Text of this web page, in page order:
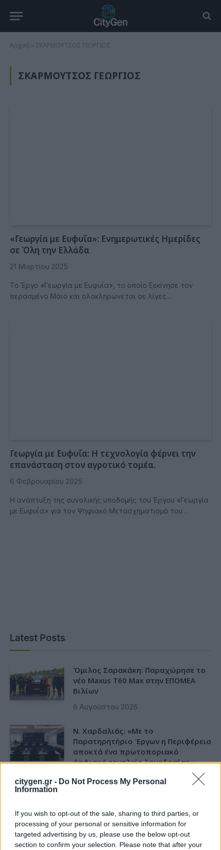
citygen.gr - Do Not Process My Personal
Information
If you wish to opt-out of the sale, sharing to third parties, or
processing of your personal or sensitive information for
targeted advertising by us, please use the below opt-out
section to confirm your selection. Please note that after your
Αρχική ΣΚΑΡΜΟΥΤΣΟΣ ΓΕΩΡΓΙΟΣ
ΣΚΑΡΜΟΥΤΣΟΣ ΓΕΩΡΓΙΟΣ
«Γεωργία με Ευφυΐα»: Ενημερωτικές Ημερίδες
σε Όλη την Ελλάδα
21 Μαρτίου 2025
Το Έργο «Γεωργία με Ευφυΐα», το οποίο ξεκίνησε τον
περασμένο Μάιο και ολοκληρώνεται σε λίγες…
Γεωργία με Ευφυΐα: Η τεχνολογία φέρνει την
επανάσταση στον αγροτικό τομέα.
6 Φεβρουαρίου 2025
Η ανάπτυξη της συνολικής υποδομής του Έργου «Γεωργία
με Ευφυΐα» για τον Ψηφιακό Μετασχηματισμό του…
Latest Posts
Όμιλος Σαρακάκη: Παραχώρησε το
νέο Maxus T60 Max στην ΕΠΟΜΕΑ
Βιλίων
6 Αυγούστου 2026
Ν. Χαρδαλιάς: «Με το
Παρατηρητήριο Έργων η Περιφέρεια
αποκτά ένα πρωτοποριακό
ψηφιακό εργαλείο λογοδοσίας»
6 Αυγούστου 2026
γίνονται πιο πράσινες και πιο
δροσερές
5 Αυγούστου 2026